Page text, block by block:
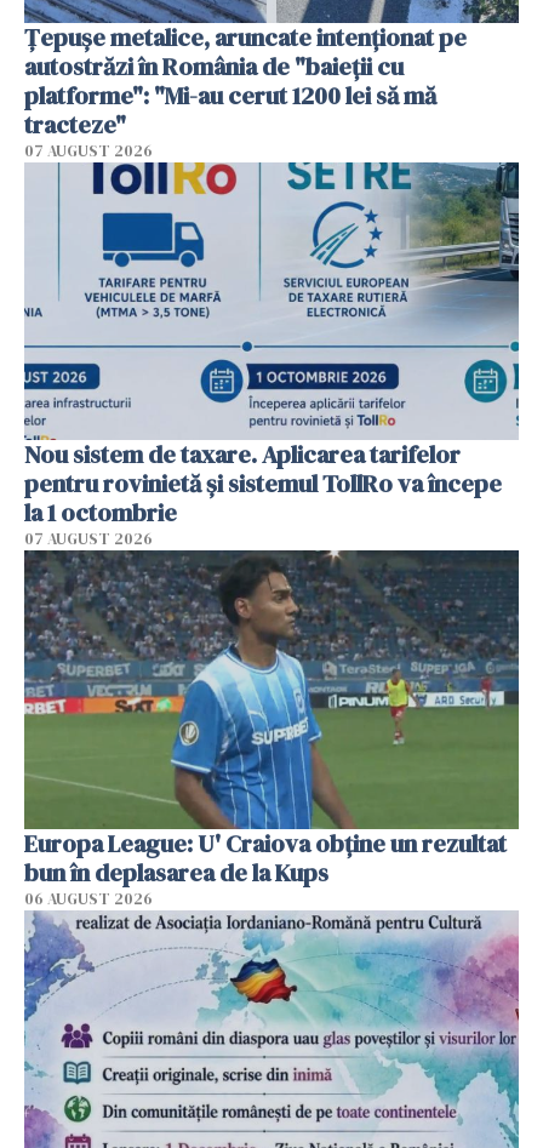
Țepușe metalice, aruncate intenționat pe
autostrăzi în România de "baieții cu
platforme": "Mi-au cerut 1200 lei să mă
tracteze"
07 AUGUST 2026
Nou sistem de taxare. Aplicarea tarifelor
pentru rovinietă şi sistemul TollRo va începe
la 1 octombrie
07 AUGUST 2026
Europa League: U' Craiova obține un rezultat
bun în deplasarea de la Kups
06 AUGUST 2026